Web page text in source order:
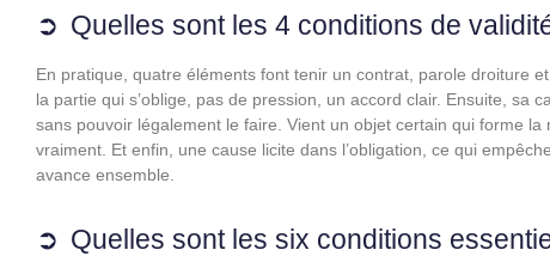
Quelles sont les 4 conditions de
En pratique, quatre éléments font tenir un contrat, parole droiture
la partie qui s’oblige, pas de pression, un accord clair. Ensuite, sa
sans pouvoir légalement le faire. Vient un objet certain qui forme
vraiment. Et enfin, une cause licite dans l’obligation, ce qui
avance ensemble.
Quelles sont les six conditions